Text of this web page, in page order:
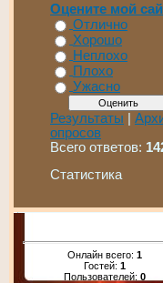
Оцените мой
Отлично
Хорошо
Неплохо
Плохо
Ужасно
Результаты |
опросов
Всего ответов:
Статистика
Онлайн всего: 1
Гостей: 1
Пользователей: 0